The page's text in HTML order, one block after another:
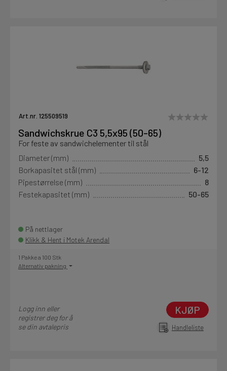
Art.nr. 125509519
Sandwichskrue C3 5,5x95 (50-65)
For feste av sandwichelementer til stål
Diameter (mm)
5,5
Borkapasitet stål (mm)
6-12
Pipestørrelse (mm)
8
Festekapasitet (mm)
50-65
På nettlager
Klikk & Hent i Motek Arendal
1 Pakke a 100 Stk
Alternativ pakning
Logg inn eller
registrer deg for å
se din avtalepris
KJØP
Handleliste